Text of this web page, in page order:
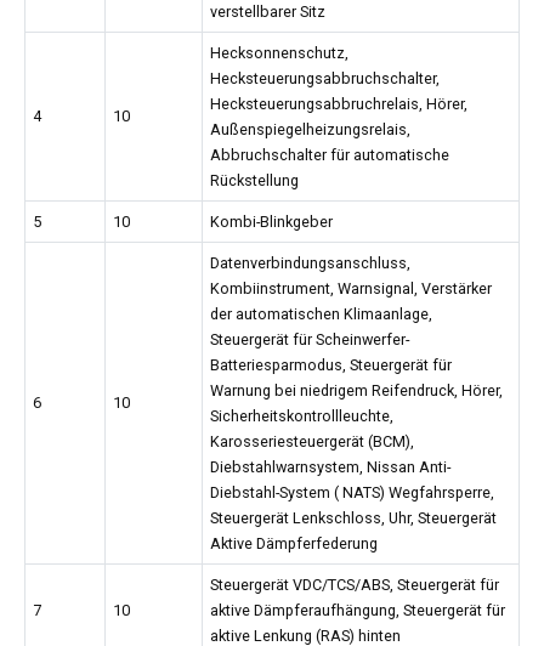
verstellbarer Sitz
4 10
Hecksonnenschutz,
Hecksteuerungsabbruchschalter,
Hecksteuerungsabbruchrelais, Hörer,
Außenspiegelheizungsrelais,
Abbruchschalter für automatische
Rückstellung
5 10 Kombi-Blinkgeber
6 10
Datenverbindungsanschluss,
Kombiinstrument, Warnsignal, Verstärker
der automatischen Klimaanlage,
Steuergerät für Scheinwerfer-
Batteriesparmodus, Steuergerät für
Warnung bei niedrigem Reifendruck, Hörer,
Sicherheitskontrollleuchte,
Karosseriesteuergerät (BCM),
Diebstahlwarnsystem, Nissan Anti-
Diebstahl-System ( NATS) Wegfahrsperre,
Steuergerät Lenkschloss, Uhr, Steuergerät
Aktive Dämpferfederung
7 10
Steuergerät VDC/TCS/ABS, Steuergerät für
aktive Dämpferaufhängung, Steuergerät für
aktive Lenkung (RAS) hinten